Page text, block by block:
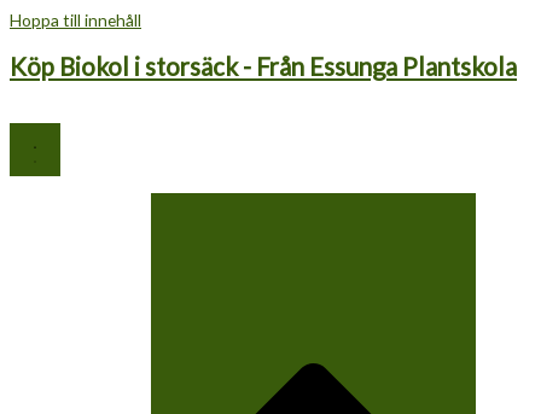
Hoppa till innehåll
Köp Biokol i storsäck - Från Essunga Plantskola